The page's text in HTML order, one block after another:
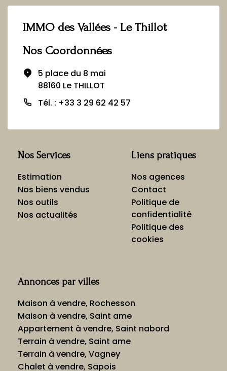
IMMO des Vallées - Le Thillot
Nos Coordonnées
5 place du 8 mai
88160 Le THILLOT
Tél. : +33 3 29 62 42 57
Nos Services
Estimation
Nos biens vendus
Nos outils
Nos actualités
Liens pratiques
Nos agences
Contact
Politique de
confidentialité
Politique des
cookies
Annonces par villes
Maison à vendre, Rochesson
Maison à vendre, Saint ame
Appartement à vendre, Saint nabord
Terrain à vendre, Saint ame
Terrain à vendre, Vagney
Chalet à vendre, Sapois